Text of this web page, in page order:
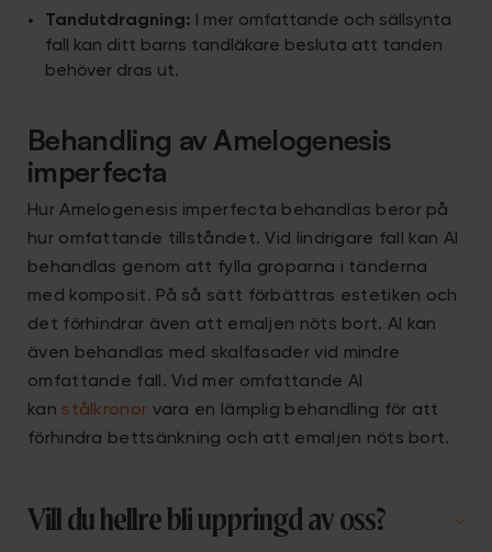
Tandutdragning: I mer omfattande och sällsynta
fall kan ditt barns tandläkare besluta att tanden
behöver dras ut.
Behandling av Amelogenesis
imperfecta
Hur Amelogenesis imperfecta behandlas beror på
hur omfattande tillståndet. Vid lindrigare fall kan AI
behandlas genom att fylla groparna i tänderna
med komposit. På så sätt förbättras estetiken och
det förhindrar även att emaljen nöts bort. AI kan
även behandlas med skalfasader vid mindre
omfattande fall. Vid mer omfattande AI
kan stålkronor vara en lämplig behandling för att
förhindra bettsänkning och att emaljen nöts bort.
Vill du hellre bli uppringd av oss?